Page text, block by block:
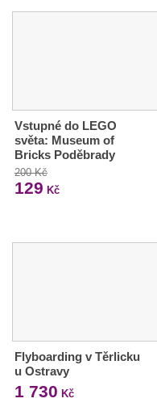
Vstupné do LEGO
světa: Museum of
Bricks Poděbrady
200 Kč
129 Kč
Flyboarding v Těrlicku
u Ostravy
1 730 Kč